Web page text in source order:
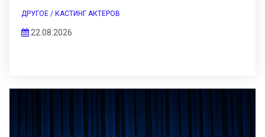
ДРУГОЕ / КАСТИНГ АКТЕРОВ
22.08.2026